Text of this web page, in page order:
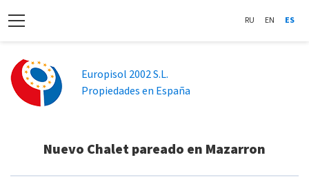
RU EN ES
Europisol 2002 S.L.
Propiedades en España
Nuevo Chalet pareado en Mazarron